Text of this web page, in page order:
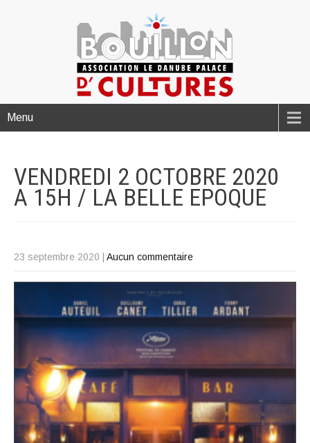
Menu
VENDREDI 2 OCTOBRE 2020
A 15H / LA BELLE EPOQUE
23 septembre 2020 Aucun commentaire